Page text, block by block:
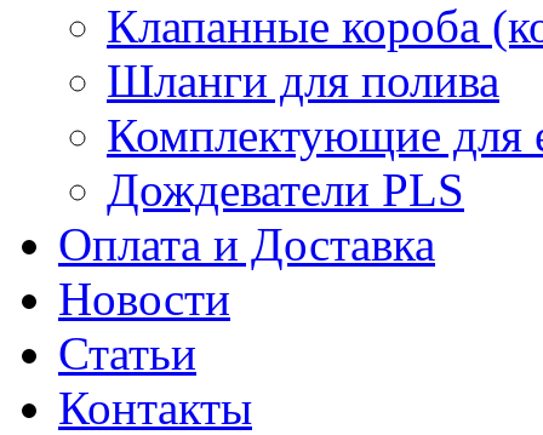
Клапанные короба
Шланги для полива
Комплектующие для
Дождеватели PLS
Оплата и Доставка
Новости
Статьи
Контакты